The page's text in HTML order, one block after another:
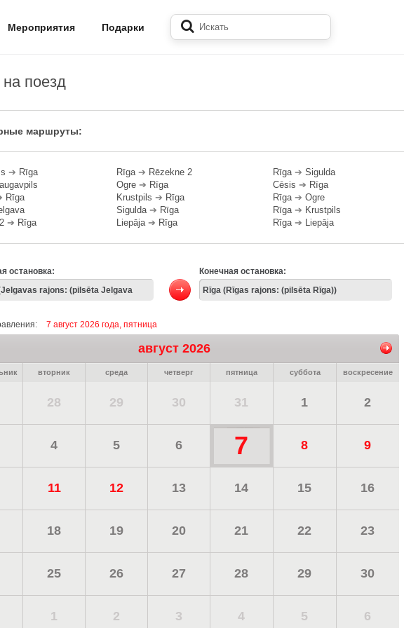
Мероприятия Подарки
поезд
маршруты:
➔ Rīga
Rīga
➔ Rīga
Rīga➔ Rēzekne 2
Ogre ➔ Rīga
Krustpils ➔ Rīga
Sigulda➔ Rīga
Liepāja➔ Rīga
Rīga➔ Sigulda
Cēsis ➔ Rīga
Rīga➔ Ogre
Rīga➔ Krustpils
Rīga➔ Liepāja
остановка: Конечная остановка:
7 август 2026 года, пятница
август 2026
вторник среда четверг пятница суббота воскресение
28 29 30 31 1 2
4 5 6 7 8 9
11 12 13 14 15 16
18 19 20 21 22 23
25 26 27 28 29 30
1 2 3 4 5 6